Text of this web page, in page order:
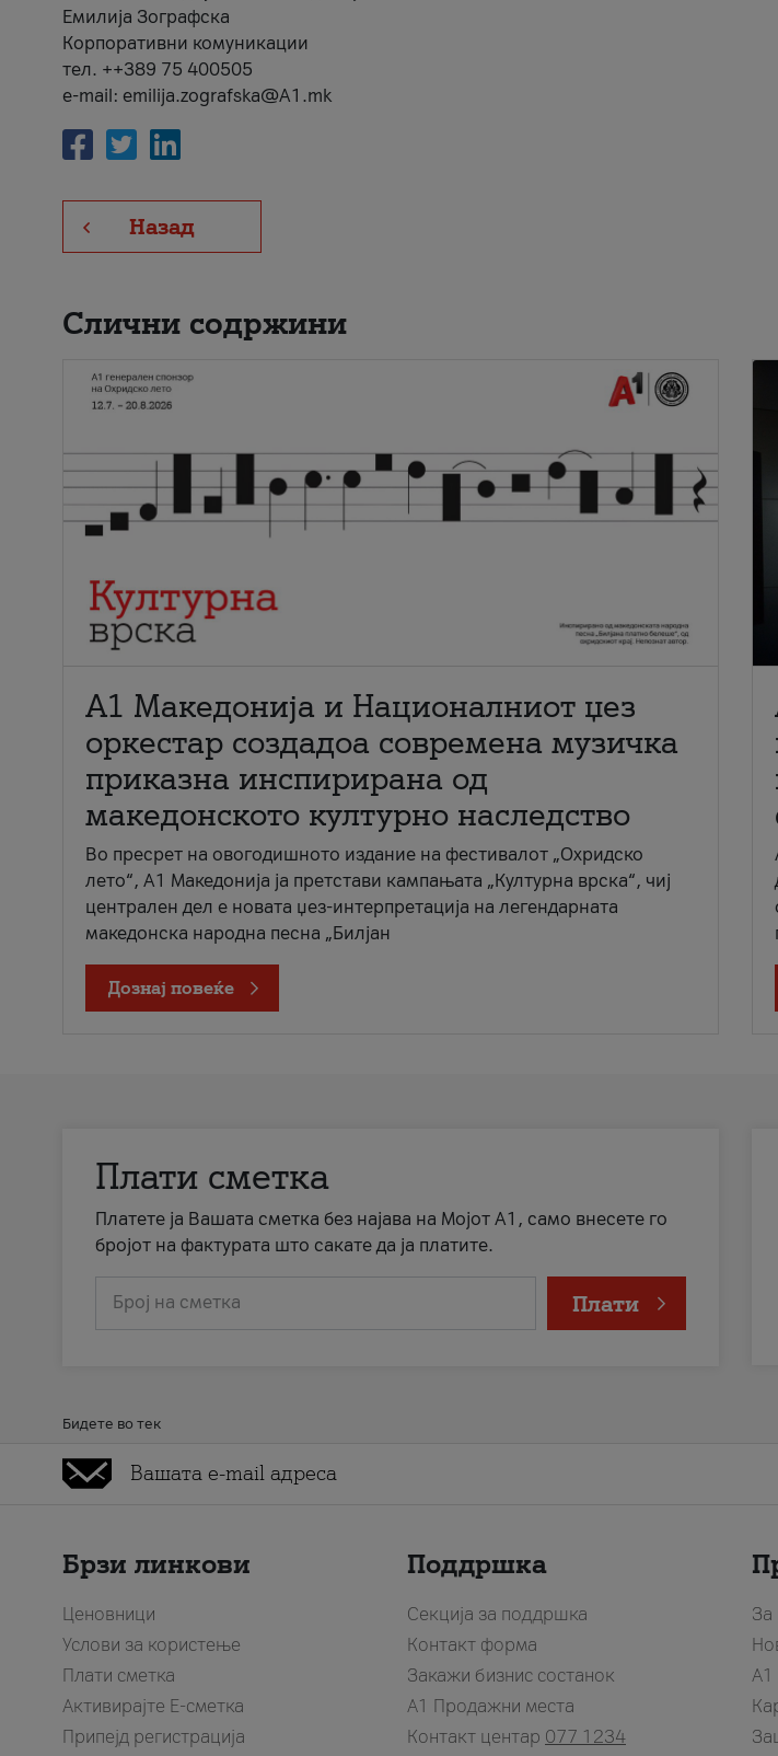
Емилија Зографска
Корпоративни комуникации
тел. ++389 75 400505
e-mail: emilija.zografska@A1.mk
Назад
Слични содржини
А1 Македонија и Националниот џез
оркестар создадоа современа музичка
приказна инспирирана од
македонското културно наследство
Во пресрет на овогодишното издание на фестивалот „Охридско
лето“, А1 Македонија ја претстави кампањата „Културна врска“, чиј
централен дел е новата џез-интерпретација на легендарната
македонска народна песна „Билјан
Дознај повеќе
Плати сметка
Платете ја Вашата сметка без најава на Мојот А1, само внесете го
бројот на фактурата што сакате да ја платите.
Број на сметка Плати
Бидете во тек
Брзи линкови
Ценовници
Услови за користење
Плати сметка
Активирајте Е-сметка
Припејд регистрација
Поддршка
Секција за поддршка
Контакт форма
Закажи бизнис состанок
A1 Продажни места
Контакт центар 077 1234
За
А1